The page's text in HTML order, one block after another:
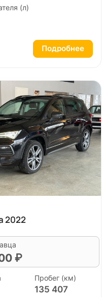
(л)
Подробнее
2022
₽
Пробег (км)
135 407